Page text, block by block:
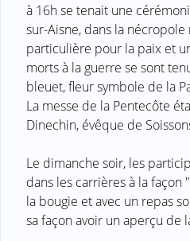
à 16h se tenait une
sur-Aisne, dans la
particulière pour la paix et
morts à la guerre se sont
bleuet, fleur symbole de la
La messe de la Pentecôte
Dinechin, évêque de
Le dimanche soir, les
dans les carrières à la
la bougie et avec un repas
sa façon avoir un aperçu de